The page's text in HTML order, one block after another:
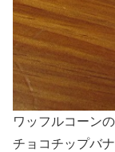
ワッフルコーン
チョコチップバ